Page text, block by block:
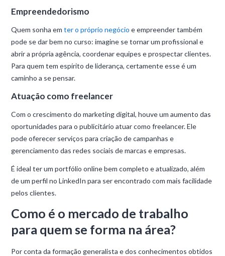
Empreendedorismo
Quem sonha emter o próprio negócio e empreender também
pode se dar bem no curso: imagine se tornar um profissional e
abrir a própria agência, coordenar equipes e prospectar clientes.
Para quem tem espírito de liderança, certamente esse é um
caminho a se pensar.
Atuação como freelancer
Com o crescimento do marketing digital, houve um aumento das
oportunidades para o publicitário atuar como freelancer. Ele
pode oferecer serviços para criação de campanhas e
gerenciamento das redes sociais de marcas e empresas.
É ideal ter um portfólio online bem completo e atualizado, além
de um perfil no LinkedIn para ser encontrado com mais facilidade
pelos clientes.
Como é o mercado de trabalho
para quem se forma na área?
Por conta da formação generalista e dos conhecimentos obtidos